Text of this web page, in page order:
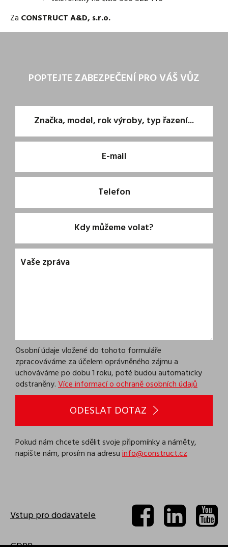
Za CONSTRUCT A&D, s.r.o.
POPTEJTE ZABEZPEČENÍ PRO VÁŠ VŮZ
Osobní údaje vložené do tohoto formuláře
zpracováváme za účelem oprávněného zájmu a
uchováváme po dobu 1 roku, poté budou automaticky
odstraněny.Více informací o ochraně osobních údajů
ODESLAT DOTAZ
Pokud nám chcete sdělit svoje připomínky a náměty,
napište nám, prosím na adresuinfo@construct.cz
Vstup pro dodavatele